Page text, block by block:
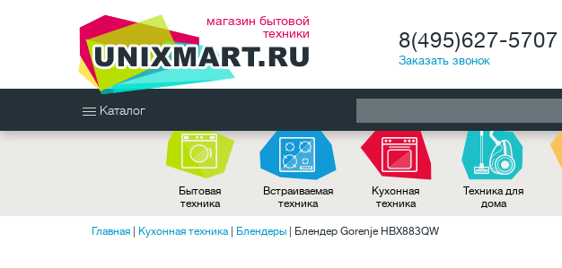
магазин бытовой
техники
8(495)627-5707
Заказать звонок
Каталог
Бытовая
техника
Встраиваемая
техника
Кухонная
техника
Техника для
дома
Главная Кухонная техника| Блендеры Блендер Gorenje HBX883QW